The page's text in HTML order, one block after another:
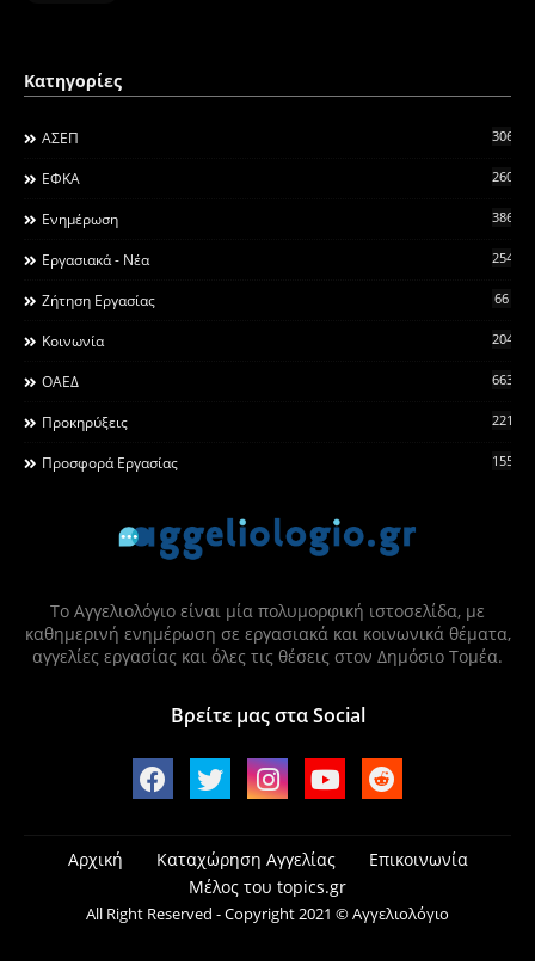
Κατηγορίες
ΑΣΕΠ 306
ΕΦΚΑ 260
Ενημέρωση 3868
Εργασιακά - Νέα 2546
Ζήτηση Εργασίας 66
Κοινωνία 2044
ΟΑΕΔ 663
Προκηρύξεις 2215
Προσφορά Εργασίας 155
Το Αγγελιολόγιο είναι μία πολυμορφική ιστοσελίδα, με
καθημερινή ενημέρωση σε εργασιακά και κοινωνικά θέματα,
αγγελίες εργασίας και όλες τις θέσεις στον Δημόσιο Τομέα.
Βρείτε μας στα Social
Αρχική Καταχώρηση Αγγελίας
Επικοινωνία
Μέλος του topics.gr
All Right Reserved - Copyright 2021 © Αγγελιολόγιο